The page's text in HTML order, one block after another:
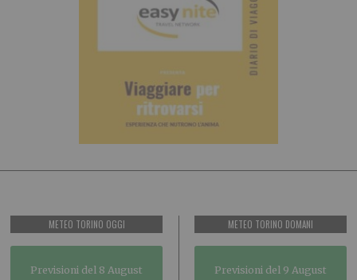
METEO TORINO OGGI
Previsioni del 8 August
METEO TORINO DOMANI
Previsioni del 9 August